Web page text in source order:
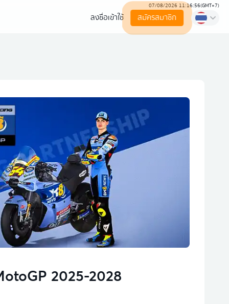
07/08/2026 11:16:56(GMT+7)
ลงชื่อเข้าใช้ สมัครสมาชิก
2025-2028